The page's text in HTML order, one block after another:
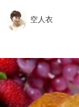
空人衣